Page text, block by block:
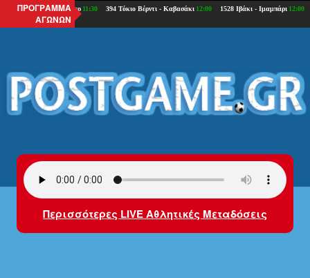
ΠΡΟΓΡΑΜΜΑ
ΑΓΩΝΩΝ
Περισσότερες LIVE Αθλητικές Μεταδόσεις